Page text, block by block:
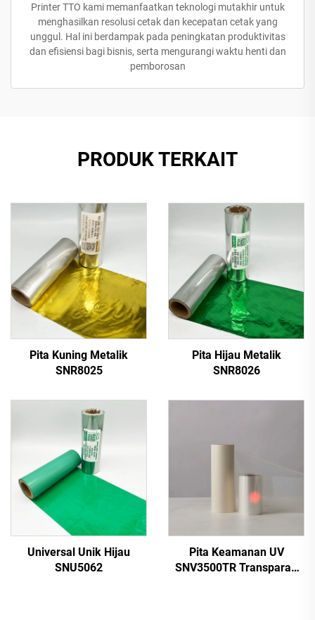
Printer TTO kami memanfaatkan teknologi mutakhir untuk
menghasilkan resolusi cetak dan kecepatan cetak yang
unggul. Hal ini berdampak pada peningkatan produktivitas
dan efisiensi bagi bisnis, serta mengurangi waktu henti dan
pemborosan
PRODUK TERKAIT
Pita Kuning Metalik
SNR8025
Pita Hijau Metalik
SNR8026
Universal Unik Hijau
SNU5062
Pita Keamanan UV
SNV3500TR Transparan